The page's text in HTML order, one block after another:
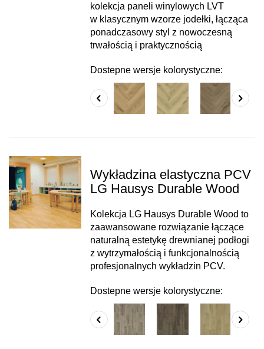
kolekcja paneli winylowych LVT
w klasycznym wzorze jodełki, łącząca
ponadczasowy styl z nowoczesną
trwałością i praktycznością
Dostepne wersje kolorystyczne:
Wykładzina elastyczna PCV
LG Hausys Durable Wood
Kolekcja LG Hausys Durable Wood to
zaawansowane rozwiązanie łączące
naturalną estetykę drewnianej podłogi
z wytrzymałością i funkcjonalnością
profesjonalnych wykładzin PCV.
Dostepne wersje kolorystyczne: